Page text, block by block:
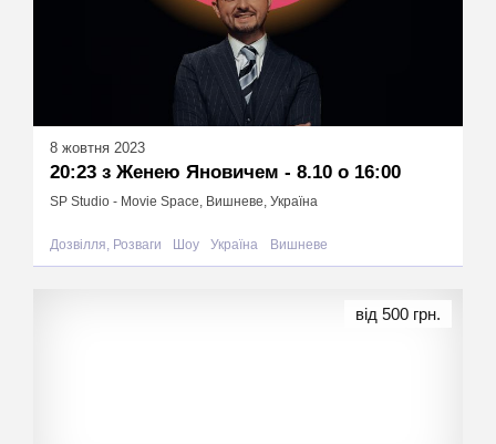
8 жовтня 2023
20:23 з Женею Яновичем - 8.10 о 16:00
SP Studio - Movie Space, Вишневе, Україна
Дозвілля, Розваги Шоу Україна Вишневе
від 500 грн.